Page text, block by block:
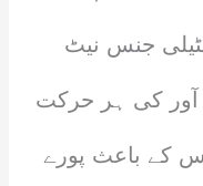
جنس نیٹ
آور کی ہر حرکت
کے باعث پورے